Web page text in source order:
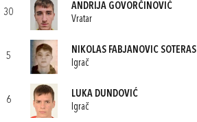
30
ANDRIJA GOVORČINOVIĆ
Vratar
5
NIKOLAS FABJANOVIC SOTERAS
Igrač
6
LUKA DUNDOVIĆ
Igrač